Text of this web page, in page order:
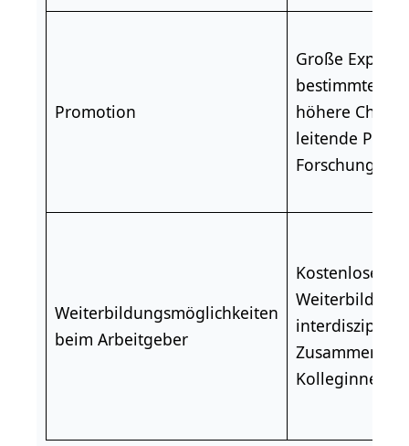
Promotion
Große
bestimmten
höhere
leitende
Forschung
Weiterbildungsmöglichkeiten
beim Arbeitgeber
Kostenlose
Kolleginnen